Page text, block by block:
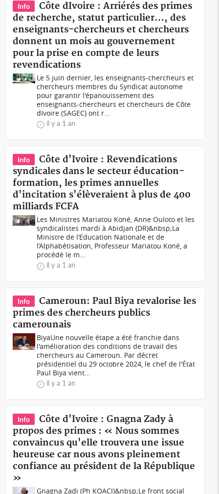
Info
Côte dIvoire : Arriérés des primes
de recherche, statut particulier…, des
enseignants-chercheurs et chercheurs
donnent un mois au gouvernement
pour la prise en compte de leurs
revendications
Le 5 juin dernier, les enseignants-chercheurs et
chercheurs membres du Syndicat autonome
pour garantir l'épanouissement des
enseignants-chercheurs et chercheurs de Côte
dIvoire (SAGEC) ont r...
il y a 1 an
Info
Côte d'Ivoire : Revendications
syndicales dans le secteur éducation-
formation, les primes annuelles
d'incitation s'élèveraient à plus de 400
milliards FCFA
Les Ministres Mariatou Koné, Anne Ouloto et les
syndicalistes mardi à Abidjan (DR)&nbsp;La
Ministre de l’Education Nationale et de
l’Alphabétisation, Professeur Mariatou Koné, a
procédé le m...
il y a 1 an
Info
Cameroun: Paul Biya revalorise les
primes des chercheurs publics
camerounais
BiyaUne nouvelle étape a été franchie dans
l'amélioration des conditions de travail des
chercheurs au Cameroun. Par décret
présidentiel du 29 octobre 2024, le chef de l'État
Paul Biya vient...
il y a 1 an
Info
Côte d'Ivoire : Gnagna Zady à
propos des primes : « Nous sommes
convaincus qu'elle trouvera une issue
heureuse car nous avons pleinement
confiance au président de la République
»
Gnagna Zadi (Ph KOACI)&nbsp;Le front social